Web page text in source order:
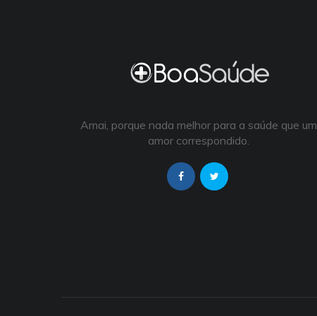
Amai, porque nada melhor para a saúde que um
amor correspondido.